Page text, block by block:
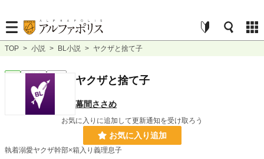
TOP > 小説 > BL小説 > ヤクザと捨て子
連載中 長編 ヤクザと捨て子
幕間ささめ
お気に入りに追加して更新通知を受け取ろう
お気に入り追加
執着溺愛ヤクザ幹部×箱入り義理息子